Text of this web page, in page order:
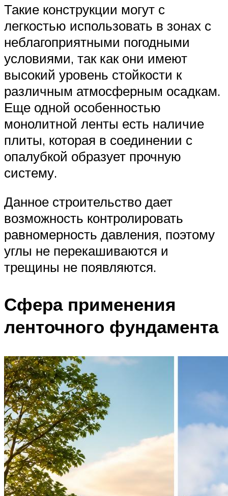
Такие конструкции могут с
легкостью использовать в зонах с
неблагоприятными погодными
условиями, так как они имеют
высокий уровень стойкости к
различным атмосферным осадкам.
Еще одной особенностью
монолитной ленты есть наличие
плиты, которая в соединении с
опалубкой образует прочную
систему.
Данное строительство дает
возможность контролировать
равномерность давления, поэтому
углы не перекашиваются и
трещины не появляются.
Сфера применения
ленточного фундамента